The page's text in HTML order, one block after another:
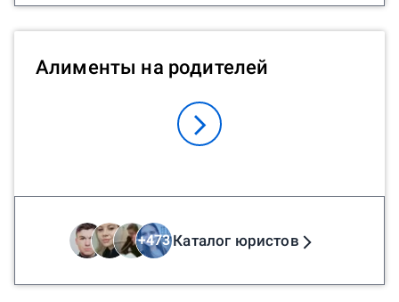
Алименты на родителей
+473Каталог юристов